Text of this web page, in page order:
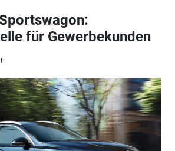
für Gewerbekunden